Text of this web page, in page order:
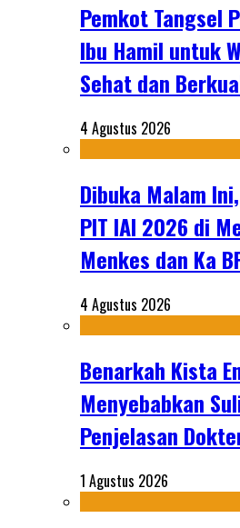
Pemkot Tangsel
Ibu Hamil untuk
Sehat dan
4 Agustus 2026
Dibuka Malam
PIT IAI 2026 di
Menkes dan Ka
4 Agustus 2026
Benarkah Kista
Menyebabkan
Penjelasan
1 Agustus 2026